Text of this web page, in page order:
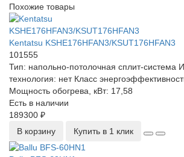
Похожие товары
Kentatsu KSHE176HFAN3/KSUT176HFAN3
101555
Тип: напольно-потолочная сплит-система
технология: нетКласс
Мощность обогрева, кВт: 17,58
Есть в наличии
189300 ₽
В корзину
Купить в 1 клик